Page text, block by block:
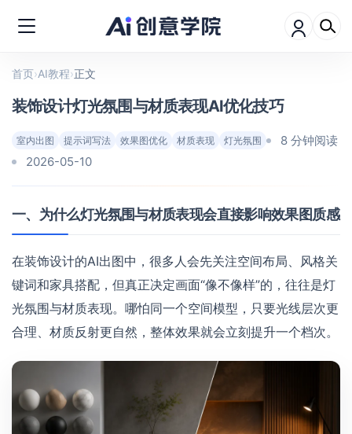
首页›AI教程›正文
装饰设计灯光氛围与材质表现AI优化技巧
室内出图 提示词写法 效果图优化 材质表现 灯光氛围
8 分钟阅读
2026-05-10
一、为什么灯光氛围与材质表现会直接影响效果图质感
在装饰设计的AI出图中，很多人会先关注空间布局、风格关
键词和家具搭配，但真正决定画面“像不像样”的，往往是灯
光氛围与材质表现。哪怕同一个空间模型，只要光线层次更
合理、材质反射更自然，整体效果就会立刻提升一个档次。